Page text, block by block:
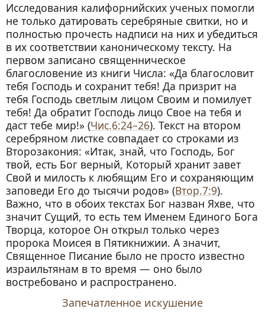
Исследования калифорнийских ученых помогли
не только датировать серебряные свитки, но и
полностью прочесть надписи на них и убедиться
в их соответствии каноническому тексту. На
первом записано священническое
благословение из книги Числа: «Да благословит
тебя Господь и сохранит тебя! Да призрит на
тебя Господь светлым лицом Своим и помилует
тебя! Да обратит Господь лицо Свое на тебя и
даст тебе мир!» (Чис.6:24–26). Текст на втором
серебряном листке совпадает со строками из
Второзакония: «Итак, знай, что Господь, Бог
твой, есть Бог верный, Который хранит завет
Свой и милость к любящим Его и сохраняющим
заповеди Его до тысячи родов» (Втор.7:9).
Важно, что в обоих текстах Бог назван Яхве, что
значит Сущий, то есть тем Именем Единого Бога
Творца, которое Он открыл только через
пророка Моисея в Пятикнижии. А значит,
Священное Писание было не просто известно
израильтянам в то время — оно было
востребовано и распространено.
Запечатленное искушение